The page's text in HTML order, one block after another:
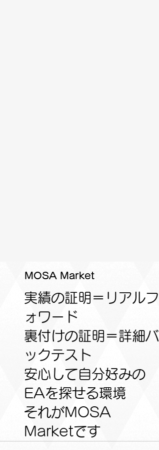
MOSA Market
実績の証明＝リアルフ
ォワード
裏付けの証明＝詳細バ
ックテスト
安心して自分好みの
EAを探せる環境
​それがMOSA
Marketです